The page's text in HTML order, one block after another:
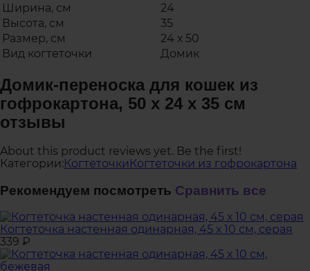
Ширина, см
24
Высота, см
35
Размер, см
24 х 50
Вид когтеточки
Домик
Домик-переноска для кошек из
гофрокартона, 50 х 24 х 35 см
отзывы
About this product reviews yet. Be the first!
Категории: Когтеточки Когтеточки из гофрокартона
Рекомендуем посмотреть Сравнить все
Когтеточка настенная одинарная, 45 х 10 см, серая
339 ₽